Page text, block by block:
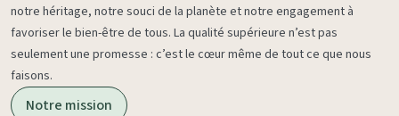
notre héritage, notre souci de la planète et notre engagement à
favoriser le bien-être de tous. La qualité supérieure n’est pas
seulement une promesse : c’est le cœur même de tout ce que nous
faisons.
Notre mission